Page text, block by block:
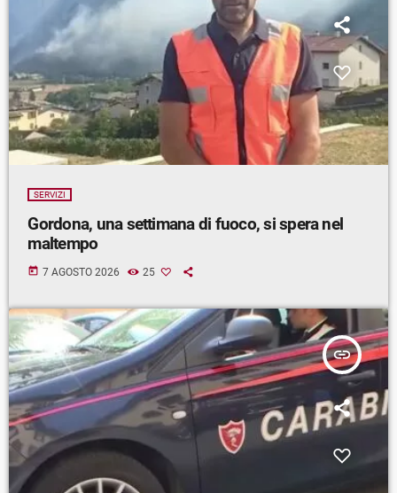
SERVIZI
Gordona, una settimana di fuoco, si spera nel
maltempo
today 7 AGOSTO 2026 25
insert_link